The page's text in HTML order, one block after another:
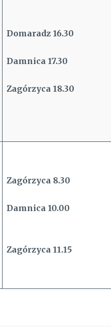
Domaradz 16.30
Damnica 17.30
Zagórzyca 18.30
Zagórzyca 8.30
Damnica 10.00
Zagórzyca 11.15